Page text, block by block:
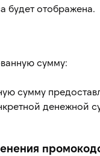
будет отображена.
сумму:
сумму
денежной